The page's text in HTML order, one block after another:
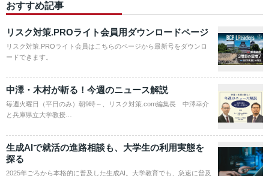
おすすめ記事
リスク対策.PROライト会員用ダウンロードページ
リスク対策.PROライト会員はこちらのページから最新号をダウンロ
ードできます。
中澤・木村が斬る！今週のニュース解説
毎週火曜日（平日のみ）朝9時～、リスク対策.com編集長 中澤幸介
と兵庫県立大学教授…
生成AIで就活の進路相談も、大学生の利用実態を
探る
2025年ごろから本格的に普及した生成AI。大学教育でも、急速に普及